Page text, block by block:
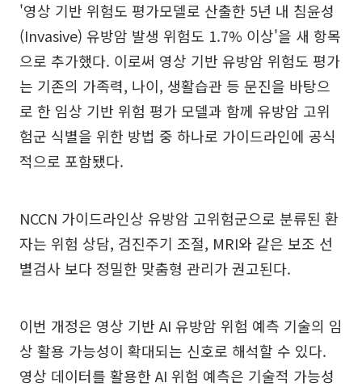
'영상 기반 위험도 평가모델로 산출한 5년 내 침윤성
(Invasive) 유방암 발생 위험도 1.7% 이상'을 새 항목
으로 추가했다. 이로써 영상 기반 유방암 위험도 평가
는 기존의 가족력, 나이, 생활습관 등 문진을 바탕으
로 한 임상 기반 위험 평가 모델과 함께 유방암 고위
험군 식별을 위한 방법 중 하나로 가이드라인에 공식
적으로 포함됐다.
NCCN 가이드라인상 유방암 고위험군으로 분류된 환
자는 위험 상담, 검진주기 조절, MRI와 같은 보조 선
별검사 보다 정밀한 맞춤형 관리가 권고된다.
이번 개정은 영상 기반 AI 유방암 위험 예측 기술의 임
상 활용 가능성이 확대되는 신호로 해석할 수 있다.
영상 데이터를 활용한 AI 위험 예측은 기술적 가능성